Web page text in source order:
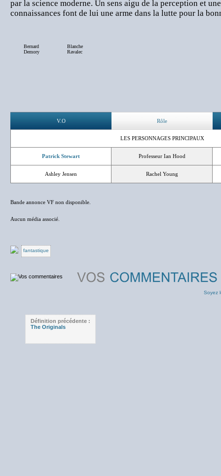
par la science moderne. Un sens aigu de la perception et
connaissances font de lui une arme dans la lutte pour la
Bernard
Demory
Blanche
Ravalec
V.O Rôle
LES PERSONNAGES PRINCIPAUX
Patrick Stewart Professeur Ian Hood
Ashley Jensen Rachel Young
Bande annonce VF non disponible.
Aucun média associé.
fantastique
Soyez
Définition précédente :
The Originals